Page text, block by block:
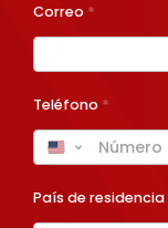
Correo *
Teléfono *
País de residencia